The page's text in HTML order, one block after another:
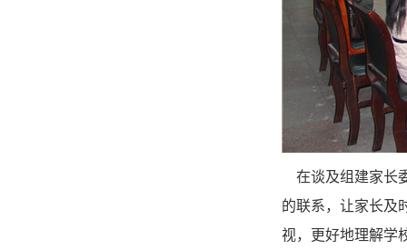
在谈及组建家长
的联系，让家长及
视，更好地理解学